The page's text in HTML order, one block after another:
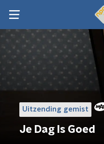
Uitzending gemist
Je Dag Is Goed